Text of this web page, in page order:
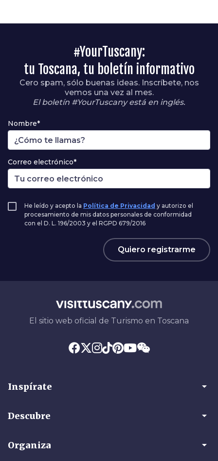
#YourTuscany:
tu Toscana, tu boletín informativo
Cero spam, sólo buenas ideas. Inscríbete, nos
vemos una vez al mes.
El boletín #YourTuscany está en inglés.
Nombre*
Correo electrónico*
He leído y acepto la Política de Privacidad y autorizo el
procesamiento de mis datos personales de conformidad
con el D. L. 196/2003 y el RGPD 679/2016
Quiero registrarme
El sitio web oficial de Turismo en Toscana
Inspírate arrow_drop_down
Descubre arrow_drop_down
Organiza arrow_drop_down